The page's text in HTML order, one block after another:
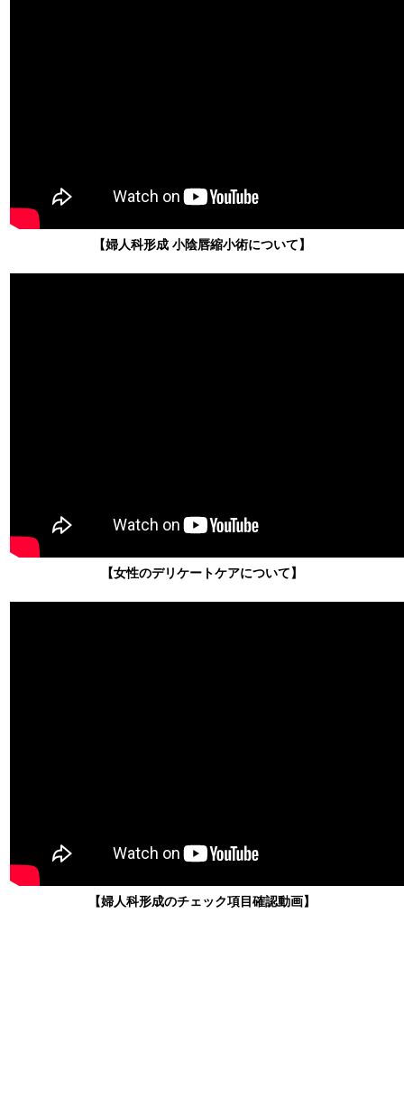
【婦人科形成 小陰唇縮小術について】
【女性のデリケートケアについて】
【婦人科形成のチェック項目確認動画】